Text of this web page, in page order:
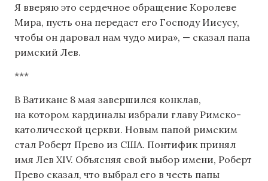
Я вверяю это сердечное обращение Королеве
Мира, пусть она передаст его Господу Иисусу,
чтобы он даровал нам чудо мира», — сказал папа
римский Лев.
***
В Ватикане 8 мая завершился конклав,
на котором кардиналы избрали главу Римско-
католической церкви. Новым папой римским
стал Роберт Прево из США. Понтифик принял
имя Лев XIV. Объясняя свой выбор имени, Роберт
Прево сказал, что выбрал его в честь папы